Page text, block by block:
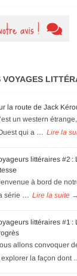
VOYAGES
la route de Jack
un western
qui a …
littéraires #2 :
à bord de
série …
littéraires #1 :
allons convoquer
explorer la façon dont